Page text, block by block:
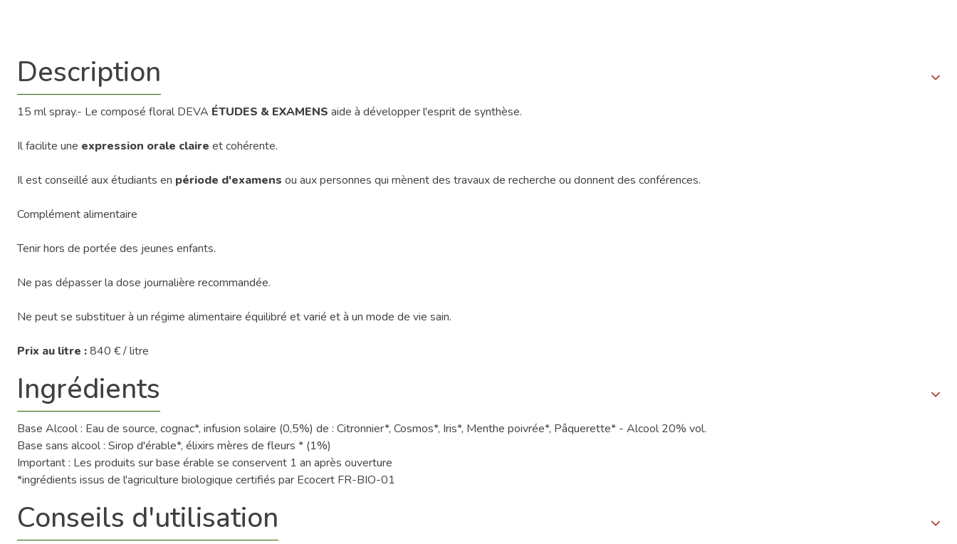
Description
15 ml spray.- Le composé floral DEVA ÉTUDES & EXAMENS aide à développer l'esprit de synthèse.
Il facilite une expression orale claire et cohérente.
Il est conseillé aux étudiants en période d'examens ou aux personnes qui mènent des travaux de recherche ou donnent des conférences.
Complément alimentaire
Tenir hors de portée des jeunes enfants.
Ne pas dépasser la dose journalière recommandée.
Ne peut se substituer à un régime alimentaire équilibré et varié et à un mode de vie sain.
Prix au litre :840 € / litre
Ingrédients
Base Alcool : Eau de source, cognac*, infusion solaire (0,5%) de : Citronnier*, Cosmos*, Iris*, Menthe poivrée*, Pâquerette* - Alcool 20% vol.
Base sans alcool : Sirop d'érable*, élixirs mères de fleurs * (1%)
Important : Les produits sur base érable se conservent 1 an après ouverture
*ingrédients issus de l'agriculture biologique certifiés par Ecocert FR-BIO-01
Conseils d'utilisation